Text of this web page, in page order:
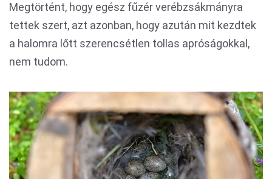
Megtörtént, hogy egész fűzér verébzsákmányra
tettek szert, azt azonban, hogy azután mit kezdtek
a halomra lőtt szerencsétlen tollas apróságokkal,
nem tudom.